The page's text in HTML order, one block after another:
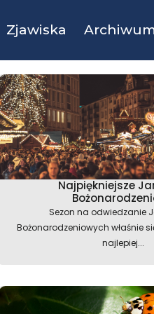
Zjawiska
Najpiękniejsze
Sezon na odwiedzanie
Bożonarodzeniowych właśnie
najlepiej...